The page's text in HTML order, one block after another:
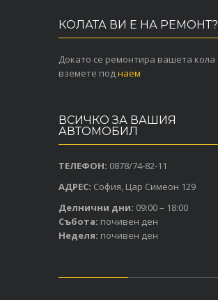
КОЛАТА ВИ Е НА РЕМОНТ?
Докато се ремонтира вашета кола
вземете поднаем
ВСИЧКО ЗА ВАШИЯ
АВТОМОБИЛ
ТЕЛЕФОН: 0878/74-82-11
АДРЕС: София, Цар Симеон 129
Делнични дни: 09:00 – 18:00
Събота: почивен ден
Неделя: почивен ден